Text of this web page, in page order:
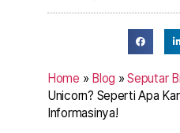
Home » Blog »Seputar
Unicorn? Seperti Apa
Informasinya!